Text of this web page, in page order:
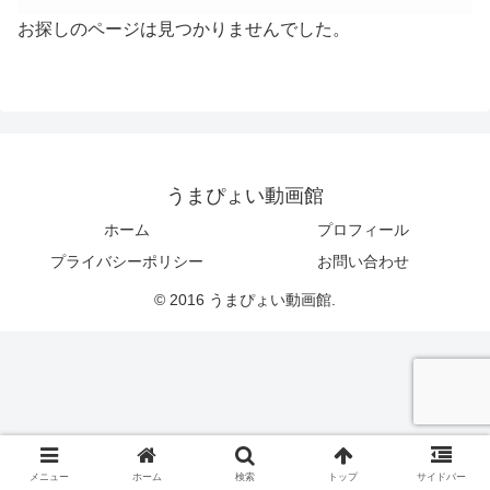
お探しのページは見つかりませんでした。
うまぴょい動画館
ホーム
プロフィール
プライバシーポリシー
お問い合わせ
© 2016 うまぴょい動画館.
メニュー ホーム 検索 トップ サイドバー